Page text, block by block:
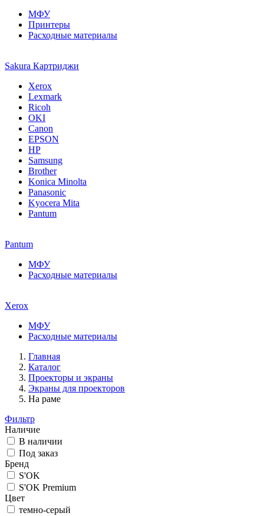
МФУ
Принтеры
Расходные материалы
Sakura Картриджи
Xerox
Lexmark
Ricoh
OKI
Canon
EPSON
HP
Samsung
Brother
Konica Minolta
Panasonic
Kyocera Mita
Pantum
Pantum
МФУ
Расходные материалы
Xerox
МФУ
Расходные материалы
Главная
Каталог
Проекторы и экраны
Экраны для проекторов
На раме
Фильтр
Наличие
В наличии
Под заказ
Бренд
S'OK
S'OK Premium
Цвет
темно-серый